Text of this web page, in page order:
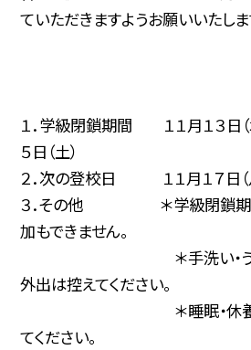
ていただきますようお願いいたしま
１．学級閉鎖期間 １１月１３日（
５日（土）
２．次の登校日 １１月１７日（
３．その他 ＊学級閉鎖期間
加もできません。
＊手洗い・うがいな
外出は控えてください。
＊睡眠・休養を十分
てください。